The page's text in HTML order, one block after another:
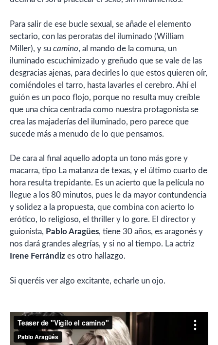
Para salir de ese bucle sexual, se añade el elemento
sectario, con las peroratas del iluminado (William
Miller), y su camino, al mando de la comuna, un
iluminado escuchimizado y greñudo que se vale de las
desgracias ajenas, para decirles lo que estos quieren oír,
comiéndoles el tarro, hasta lavarles el cerebro. Ahí el
guión es un poco flojo, porque no resulta muy creíble
que una chica centrada como nuestra protagonista se
crea las majaderías del iluminado, pero parece que
sucede más a menudo de lo que pensamos.
De cara al final aquello adopta un tono más gore y
macarra, tipo La matanza de texas, y el último cuarto de
hora resulta trepidante. Es un acierto que la película no
llegue a los 80 minutos, pues le da mayor contundencia
y solidez a la propuesta, que combina con acierto lo
erótico, lo religioso, el thriller y lo gore. El director y
guionista, Pablo Aragües, tiene 30 años, es aragonés y
nos dará grandes alegrías, y si no al tiempo. La actriz
Irene Ferrándiz es otro hallazgo.
Si queréis ver algo excitante, echarle un ojo.